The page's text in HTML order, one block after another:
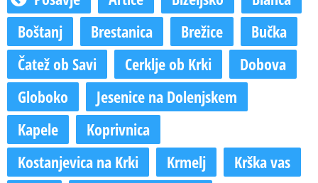
Boštanj
Brestanica Brežice
Bučka
Čatež ob Savi
Cerklje ob Krki
Dobova
Globoko
Jesenice na Dolenjskem
Kapele
Koprivnica
Kostanjevica na Krki
Krmelj
Krška vas